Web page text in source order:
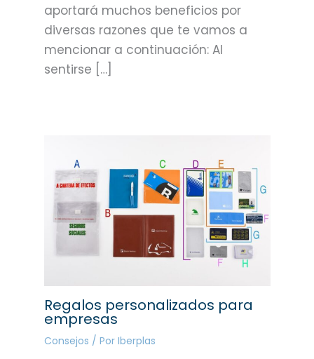
aportará muchos beneficios por
diversas razones que te vamos a
mencionar a continuación: Al
sentirse […]
Regalos personalizados para
empresas
Consejos / Por Iberplas